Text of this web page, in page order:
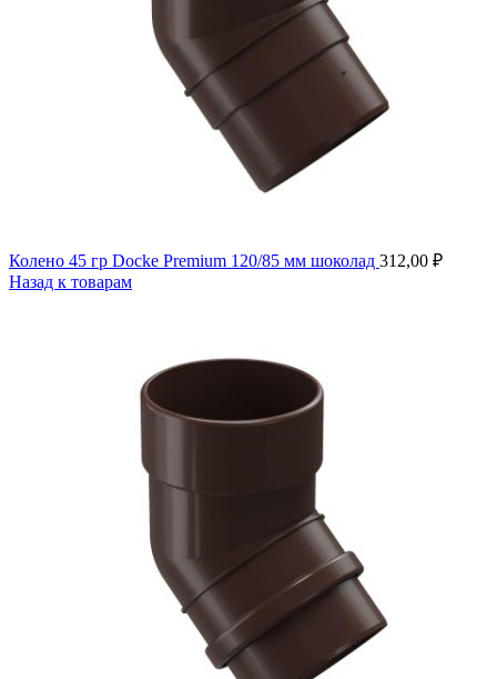
Колено 45 гр Docke Premium 120/85 мм шоколад 312,00 ₽
Назад к товарам